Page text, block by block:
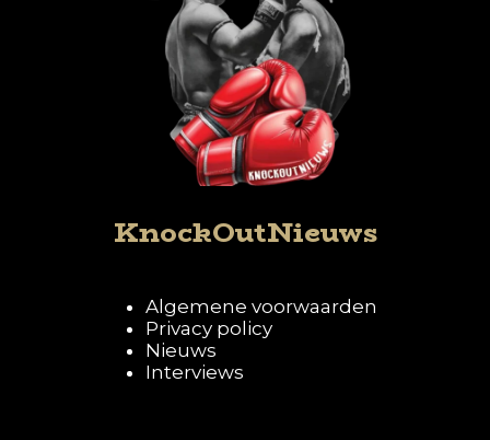
KnockOutNieuws
Algemene voorwaarden
Privacy policy
Nieuws
Interviews